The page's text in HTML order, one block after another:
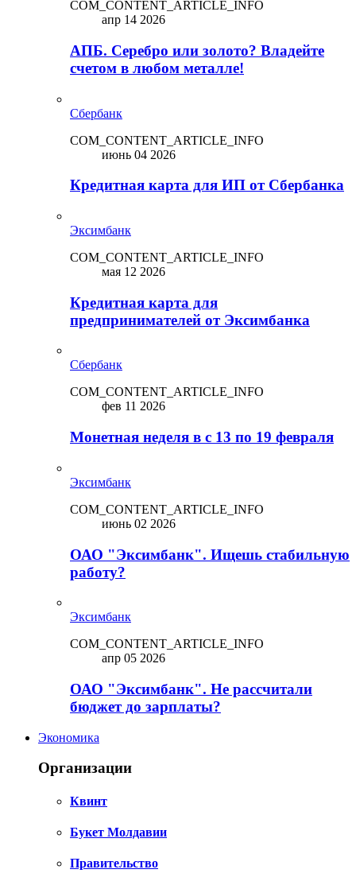
COM_CONTENT_ARTICLE_INFO
апр 14 2026
АПБ. Серебро или золото? Владейте
счетом в любом металле!
Сбербанк
COM_CONTENT_ARTICLE_INFO
июнь 04 2026
Кредитная карта для ИП от Сбербанка
Эксимбанк
COM_CONTENT_ARTICLE_INFO
мая 12 2026
Кредитная карта для
предпринимателей от Эксимбанка
Сбербанк
COM_CONTENT_ARTICLE_INFO
фев 11 2026
Монетная неделя в с 13 по 19 февраля
Эксимбанк
COM_CONTENT_ARTICLE_INFO
июнь 02 2026
ОАО "Эксимбанк". Ищешь стабильную
работу?
Эксимбанк
COM_CONTENT_ARTICLE_INFO
апр 05 2026
ОАО "Эксимбанк". Не рассчитали
бюджет до зарплаты?
Экономика
Организации
Квинт
Букет Молдавии
Правительство